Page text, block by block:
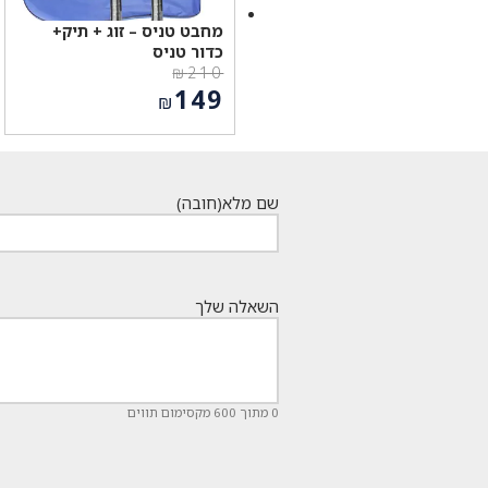
מחבט טניס – זוג + תיק+
כדור טניס
₪210
המחיר
המקורי
היה:
₪149
שם מלא(חובה)
השאלה שלך
0 מתוך 600 מקסימום תווים